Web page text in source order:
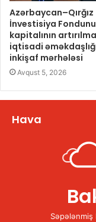
Azərbaycan–Qırğız
İnvestisiya
kapitalının
iqtisadi
inkişaf mərhələsi
Avqust 5, 2026
Hava
Səpələnmiş